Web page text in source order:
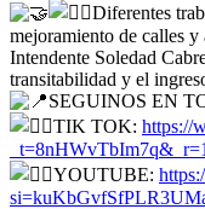
Diferentes
mejoramiento de calles y
Intendente Soledad
transitabilidad y el
SEGUINOS EN
TIK TOK: https://
_t=8nHWvTbIm7q&_r=1
YOUTUBE: